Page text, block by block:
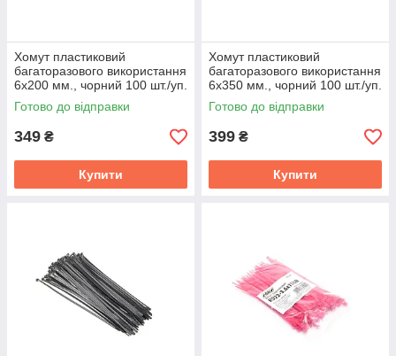
Хомут пластиковий
багаторазового використання
6х200 мм., чорний 100 шт./уп.
DKG7.6*200BK
Готово до відправки
349 ₴
Купити
Хомут пластиковий
багаторазового використання
6х350 мм., чорний 100 шт./уп.
DK-G7.6*350BK
Готово до відправки
399 ₴
Купити